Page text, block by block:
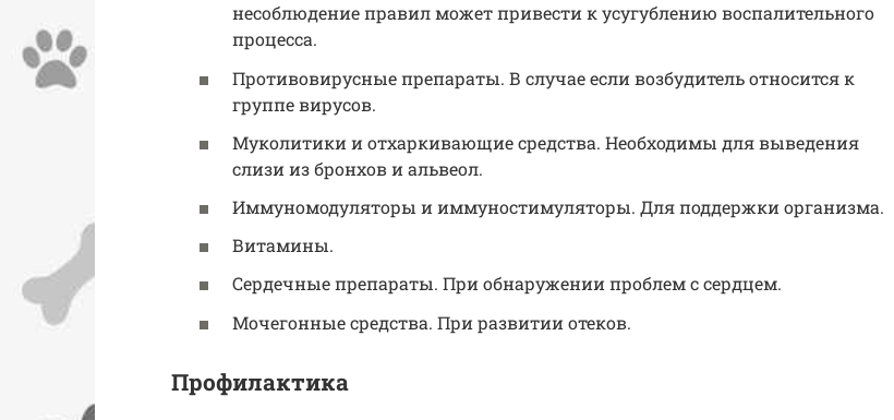
несоблюдение правил может привести к усугублению воспалительного
процесса.
Противовирусные препараты. В случае если возбудитель относится к
группе вирусов.
Муколитики и отхаркивающие средства. Необходимы для выведения
слизи из бронхов и альвеол.
Иммуномодуляторы и иммуностимуляторы. Для поддержки организма.
Витамины.
Сердечные препараты. При обнаружении проблем с сердцем.
Мочегонные средства. При развитии отеков.
Профилактика